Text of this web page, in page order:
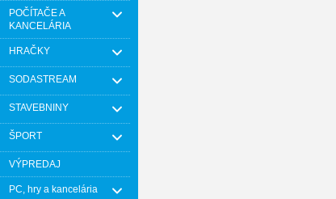
POČÍTAČE A
KANCELÁRIA
HRAČKY
SODASTREAM
STAVEBNINY
ŠPORT
VÝPREDAJ
PC, hry a kancelária